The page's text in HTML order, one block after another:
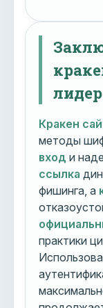
Кракен
методы
вход и
ссылка
фишинга, а
практики